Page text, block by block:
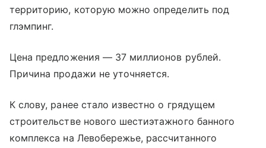
территорию, которую можно определить под
глэмпинг.
Цена предложения — 37 миллионов рублей.
Причина продажи не уточняется.
К слову, ранее стало известно о грядущем
строительстве нового шестиэтажного банного
комплекса на Левобережье, рассчитанного